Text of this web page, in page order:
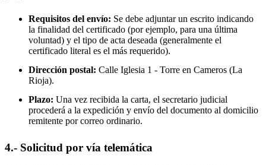
Requisitos del envío: Se debe adjuntar un escrito indicando
la finalidad del certificado (por ejemplo, para una última
voluntad) y el tipo de acta deseada (generalmente el
certificado literal es el más requerido).
Dirección postal: Calle Iglesia 1 - Torre en Cameros (La
Rioja).
Plazo: Una vez recibida la carta, el secretario judicial
procederá a la expedición y envío del documento al domicilio
remitente por correo ordinario.
4.- Solicitud por vía telemática